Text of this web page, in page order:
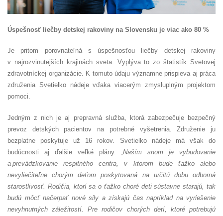
Úspešnosť liečby detskej rakoviny na Slovensku je viac ako 80 %
Je pritom porovnateľná s úspešnosťou liečby detskej rakoviny
v najrozvinutejších krajinách sveta. Vyplýva to zo štatistík Svetovej
zdravotníckej organizácie. K tomuto údaju významne prispieva aj práca
združenia Svetielko nádeje vďaka viacerým zmysluplným projektom
pomoci.
Jedným z nich je aj prepravná služba, ktorá zabezpečuje bezpečný
prevoz detských pacientov na potrebné vyšetrenia. Združenie ju
bezplatne poskytuje už 16 rokov. Svetielko nádeje má však do
budúcnosti aj ďalšie veľké plány.
„Naším snom je vybudovanie
a prevádzkovanie respitného centra, v ktorom bude ťažko alebo
nevyliečiteľne chorým deťom poskytovaná na určitú dobu odborná
starostlivosť. Rodičia, ktorí sa o ťažko choré deti sústavne starajú, tak
budú môcť načerpať nové sily a získajú čas napríklad na vyriešenie
nevyhnutných záležitostí. Pre rodičov chorých detí, ktoré potrebujú